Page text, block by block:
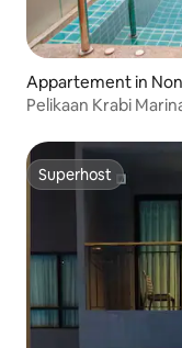
Appartement in
Pelikaan Krabi
Superhost
Superhost